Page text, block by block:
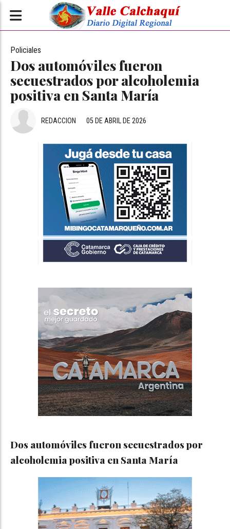
Dos automóviles fueron
secuestrados por alcoholemia
positiva en Santa María
Policiales
05 DE ABRIL DE 2026
REDACCION
Dos automóviles fueron secuestrados por
alcoholemia positiva en Santa María